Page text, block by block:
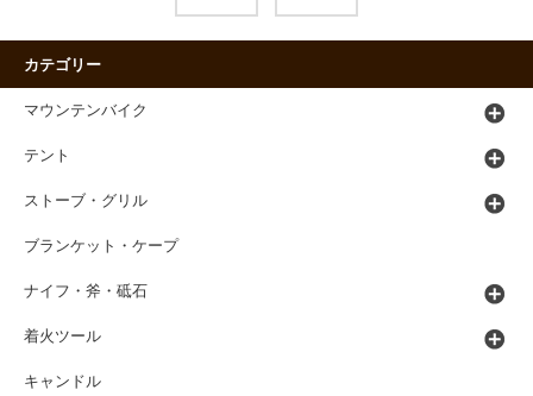
カテゴリー
マウンテンバイク
テント
ストーブ・グリル
ブランケット・ケープ
ナイフ・斧・砥石
着火ツール
キャンドル